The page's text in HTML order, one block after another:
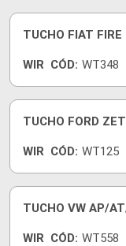
TUCHO FIAT
WIR CÓD: WT348
TUCHO FORD
WIR CÓD: WT125
TUCHO VW AP/
WIR CÓD: WT558